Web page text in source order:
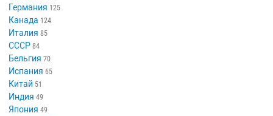
Германия 125
Канада 124
Италия 85
СССР 84
Бельгия 70
Испания 65
Китай 51
Индия 49
Япония 49